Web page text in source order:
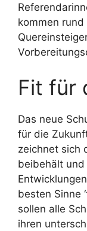
kommen
Fit für
Das neue
für die
zeichnet sich
beibehält
besten Sinne
sollen alle
ihren